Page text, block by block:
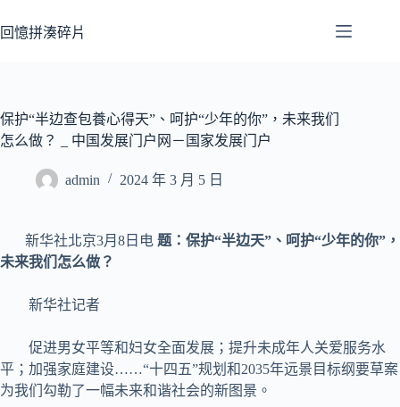
至
容
回憶拼湊碎片
保护“半边查包養心得天”、呵护“少年的你”，未来我们
怎么做？ _ 中国发展门户网－国家发展门户
admin 2024 年 3 月 5 日
新华社北京3月8日电 题：保护“半边天”、呵护“少年的你”，
未来我们怎么做？
新华社记者
促进男女平等和妇女全面发展；提升未成年人关爱服务水
平；加强家庭建设……“十四五”规划和2035年远景目标纲要草案
为我们勾勒了一幅未来和谐社会的新图景。